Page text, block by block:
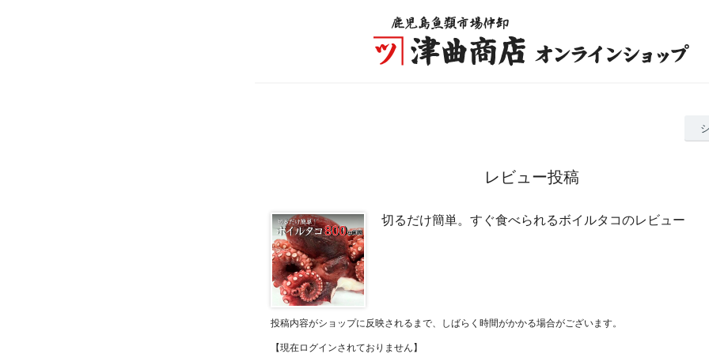
レビュー投稿
切るだけ簡単。すぐ食べられるボイルタコのレビュー
投稿内容がショップに反映されるまで、しばらく時間がかかる場合がございます。
【現在ログインされておりません】